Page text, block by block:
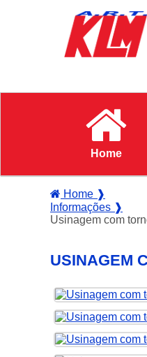
Home
Home ❱
Informações ❱
Usinagem com
USINAGEM